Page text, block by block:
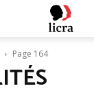
Page 164